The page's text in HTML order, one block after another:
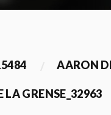
AARON
LA GRENSE_32963